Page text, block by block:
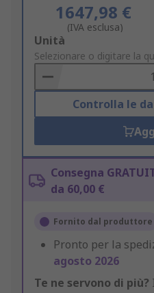
1647,98 €
(IVA esclusa)
Add
to
Basket
Unità
Selezionare o digitare la
Controlla le
Consegna
da 60,00 €
Fornito dal produttore
Pronto per la
agosto 2026
Te ne servono di più?